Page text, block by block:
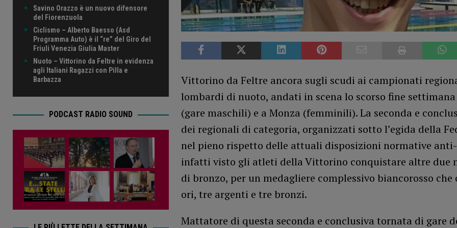
Vittorino da Feltre ancora sugli scudi ai campionati
lombardi di nuoto, andati in scena lo scorso fine
(gare maschili) e a Monza (femminili). La seconda e
dei regionali di categoria, organizzati sotto l’egida della
nel pieno rispetto delle attuali disposizioni normative
infatti visto gli atleti della Vittorino conquistare altre due
di bronzo, per un medagliere complessivo biancorosso che
ori, tre argenti e tre bronzi.
Mattatore di questa seconda e conclusiva tornata di gare
Savino Orazzo è un nuovo difensore
del Fiorenzuola
Ciclismo – Alberto Baesso (Asd
Programma Auto) è il “re” del Giro del
Friuli Venezia Giulia Master
Nuoto – Vittorino da Feltre in evidenza
agli Italiani Ragazzi con Pilla e
Barbazza
PODCAST RADIO SOUND